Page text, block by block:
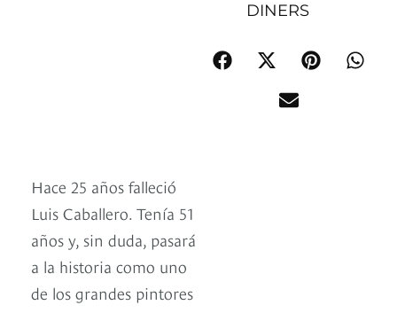
DINERS
Hace 25 años falleció
Luis Caballero. Tenía 51
años y, sin duda, pasará
a la historia como uno
de los grandes pintores